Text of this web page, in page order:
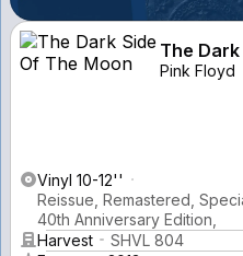
The
Pink Floyd
Vinyl 10-12''
Reissue, Remastered,
40th Anniversary Edition,
Harvest
SHVL 804